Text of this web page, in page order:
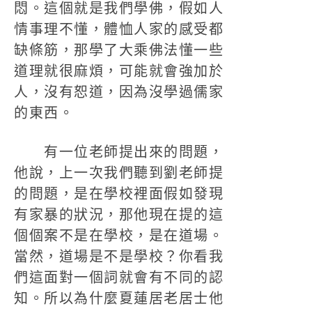
悶。這個就是我們學佛，假如人
情事理不懂，體恤人家的感受都
缺條筋，那學了大乘佛法懂一些
道理就很麻煩，可能就會強加於
人，沒有恕道，因為沒學過儒家
的東西。
有一位老師提出來的問題，
他說，上一次我們聽到劉老師提
的問題，是在學校裡面假如發現
有家暴的狀況，那他現在提的這
個個案不是在學校，是在道場。
當然，道場是不是學校？你看我
們這面對一個詞就會有不同的認
知。所以為什麼夏蓮居老居士他